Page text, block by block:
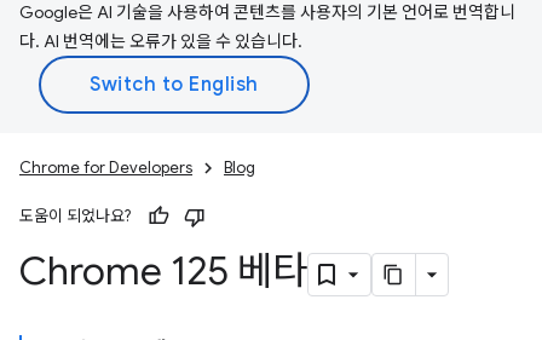
Google은 AI 기술을 사용하여 콘텐츠를 사용자의 기본 언어로 번역합니
다. AI 번역에는 오류가 있을 수 있습니다.
Chrome for Developers Blog
도움이 되었나요?
Chrome 125 베타